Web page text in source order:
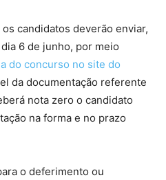
candidatos deverão enviar,
6 de junho, por meio
do concurso no site do
da documentação referente
nota zero o candidato
na forma e no prazo
o deferimento ou